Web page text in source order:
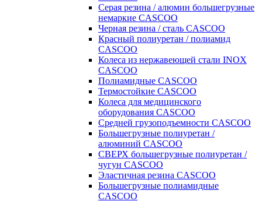
Серая резина / алюмин большегрузные
немаркие CASCOO
Черная резина / сталь CASCOO
Красный полиуретан / полиамид
CASCOO
Колеса из нержавеющей стали INOX
CASCOO
Полиамидные CASCOO
Термостойкие CASCOO
Колеса для медицинского
оборудования CASCOO
Средней грузоподъемности CASCOO
Большегрузные полиуретан /
алюминий CASCOO
СВЕРХ большегрузные полиуретан /
чугун CASCOO
Эластичная резина CASCOO
Большегрузные полиамидные
CASCOO